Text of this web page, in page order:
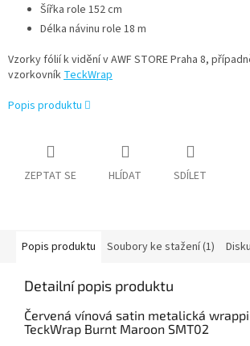
Šířka role 152 cm
Délka návinu role 18 m
Vzorky fólií k vidění v AWF STORE Praha 8,
vzorkovníkTeckWrap
Popis produktu
ZEPTAT SE HLÍDAT SDÍLET
Popis produktu Soubory ke stažení (1)
Detailní popis produktu
Červená vínová satin metalická
TeckWrap Burnt Maroon SMT02